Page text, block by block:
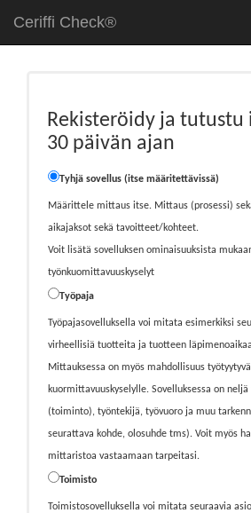
Ceriffi Check®
Rekisteröidy ja tutustu
30 päivän ajan
Tyhjä sovellus (itse määritettävissä)
Määrittele mittaus itse. Mittaus (prosessi)
aikajaksot sekä tavoitteet/kohteet.
Voit lisätä sovelluksen ominaisuuksista
työnkuomittavuuskyselyt
Työpaja
Työpajasovelluksella voi mitata esimerkiksi
virheellisiä tuotteita ja tuotteen
Mittauksessa on myös mahdollisuus
kuormittavuuskyselylle. Sovelluksessa on neljä
(toiminto), työntekijä, työvuoro ja muu
seurattava kohde, olosuhde tms). Voit myös
mittaristoa vastaamaan tarpeitasi.
Toimisto
Toimistosovelluksella voi mitata seuraavia